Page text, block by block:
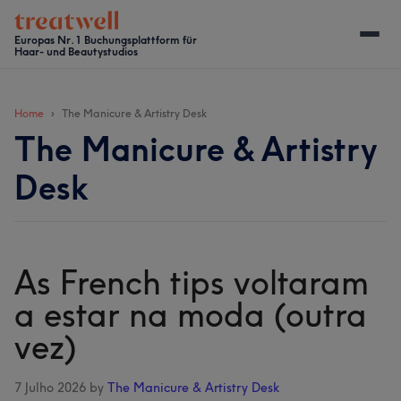
Skip
main
Skip
secondary
Skip
primary
Skip
footer
Europas Nr. 1 Buchungsplattform für
Haar- und Beautystudios
Home The Manicure & Artistry Desk
The Manicure & Artistry
Desk
As French tips voltaram
a estar na moda (outra
vez)
7 Julho 2026 by The Manicure & Artistry Desk